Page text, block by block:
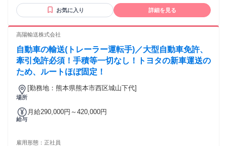
育学、社会学部を卒業 * 大学院にて社会福祉学、心理学、教
育学、社会学の研究を行い卒業 * 厚生労働大臣の指定する児
業する * 小・中・高の教員免許、社会福祉士、精神保健福祉
て、２年以上障害福祉サービスに従事する者 * 3年以上障害福
祉サービスに従事した者であって厚生労働大臣または都道府
県知事が適当と認定する 普通自動車免許（ＡＴ可）必須。
お気に入り 詳細を見る
高陽輸送株式会社
自動車の輸送(トレーラー運転手)／大型自動車免許、
牽引免許必須！手積等一切なし！トヨタの新車運送の
ため、ルートほぼ固定！
場所
[勤務地：熊本県熊本市西区城山下代]
給与
月給290,000円～420,000円
雇用形態： 正社員